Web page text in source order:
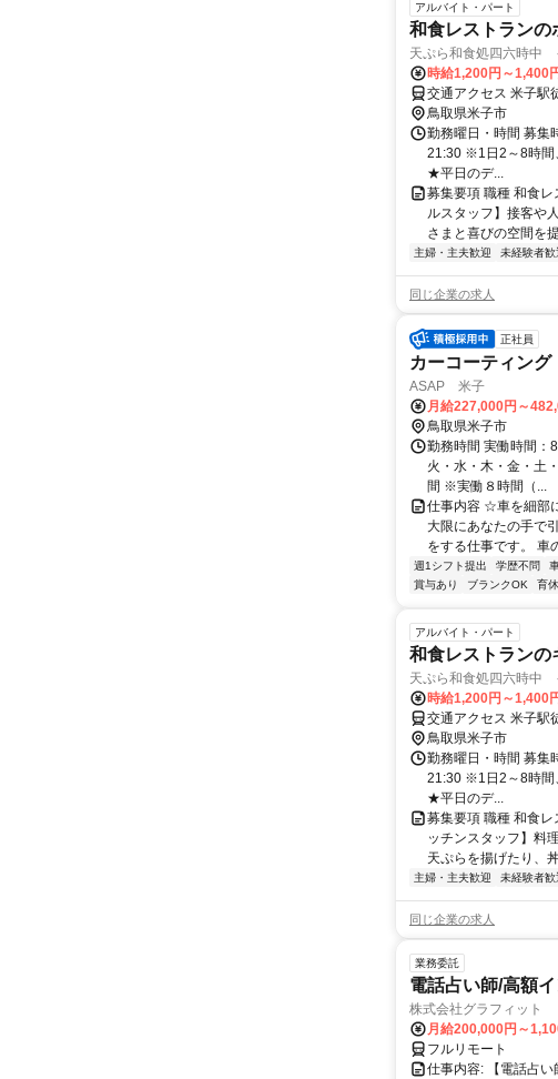
アルバイト・パート
和食レストランの
天ぷら和食処四六時中
時給1,200円～1,400
交通アクセス 米子駅
鳥取県米子市
勤務曜日・時間 募集
21:30 ※1日2～8時間
★平日のデ...
募集要項 職種 和食
ルスタッフ】接客や
さまと喜びの空間を
主婦・主夫歓迎 未経験者歓
同じ企業の求人
正社員
カーコーティン
ASAP 米子
月給227,000円～
鳥取県米子市
勤務時間 実働時間：
火・水・木・金・土
間 ※実働８時間（...
仕事内容 ☆車を細部
大限にあなたの手で
をする仕事です。 車
週1シフト提出 学歴不問
賞与あり
ブランクOK 育
アルバイト・パート
和食レストランの
天ぷら和食処四六時中
時給1,200円～1,400
交通アクセス 米子駅
鳥取県米子市
勤務曜日・時間 募集
21:30 ※1日2～8時間
★平日のデ...
募集要項 職種 和食
ッチンスタッフ】料
天ぷらを揚げたり、
主婦・主夫歓迎 未経験者歓
同じ企業の求人
業務委託
電話占い師/高額
株式会社グラフィット
月給200,000円～
フルリモート
仕事内容: 【電話占